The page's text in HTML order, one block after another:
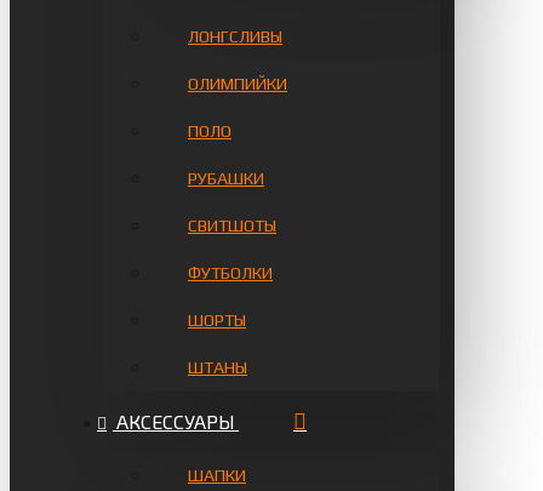
ЛОНГСЛИВЫ
ОЛИМПИЙКИ
ПОЛО
РУБАШКИ
СВИТШОТЫ
ФУТБОЛКИ
ШОРТЫ
ШТАНЫ
АКСЕССУАРЫ
ШАПКИ